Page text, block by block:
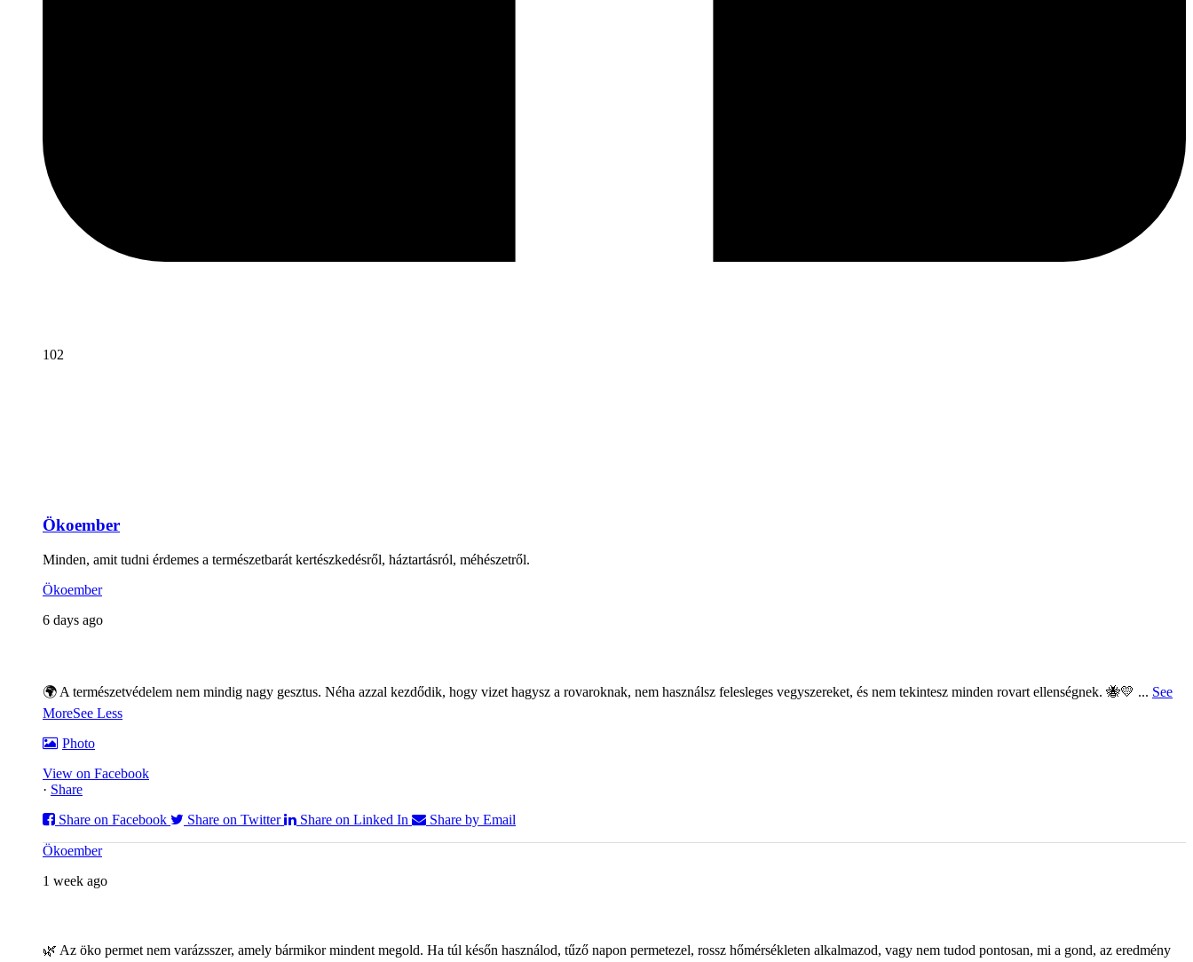
102
Ökoember
Minden, amit tudni érdemes a természetbarát kertészkedésről, háztartásról, méhészetről.
Ökoember
6 days ago
🌍 A természetvédelem nem mindig nagy gesztus. Néha azzal kezdődik, hogy vizet hagysz a rovaroknak, nem használsz felesleges vegyszereket, és nem tekintesz minden rovart ellenségnek. 🐝💛 ... See
MoreSee Less
Photo
View on Facebook
· Share
Share on Facebook
Share on Twitter Share on Linked In Share by Email
Ökoember
1 week ago
🌿 Az öko permet nem varázsszer, amely bármikor mindent megold. Ha túl későn használod, tűző napon permetezel, rossz hőmérsékleten alkalmazod, vagy nem tudod pontosan, mi a gond, az eredmény